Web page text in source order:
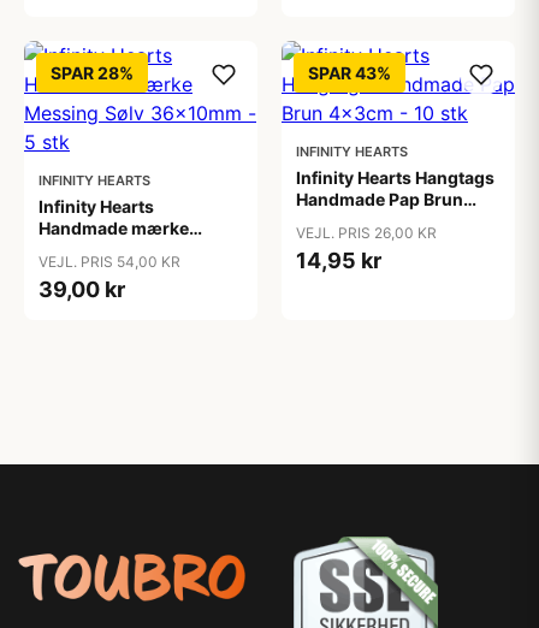
SPAR 28%
INFINITY HEARTS
Infinity Hearts
Handmade mærke
- 5 stk
VEJL. PRIS 54,00 KR
39,00 kr
SPAR 43%
INFINITY HEARTS
Infinity Hearts Hangtags
Handmade Pap Brun
VEJL. PRIS 26,00 KR
14,95 kr